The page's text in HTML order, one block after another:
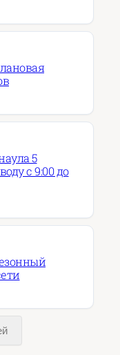
5
с 9:00 до